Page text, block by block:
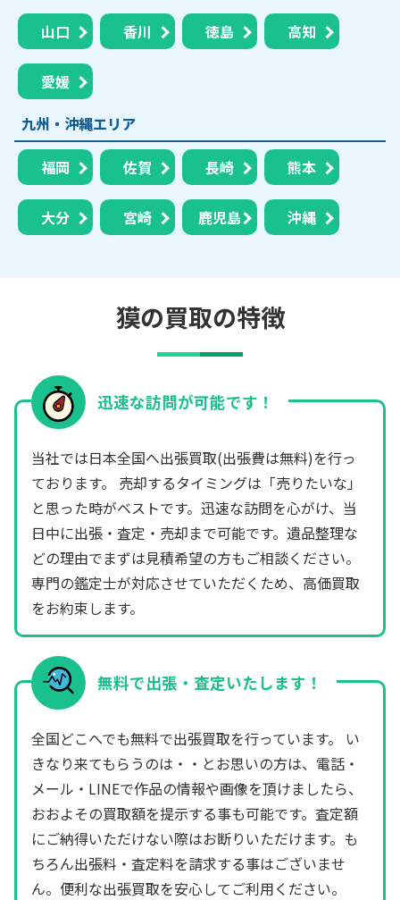
山口 香川 徳島 高知
愛媛
九州・沖縄エリア
福岡 佐賀 長崎 熊本
大分 宮崎 鹿児島 沖縄
獏の買取の特徴
迅速な訪問が可能です！
当社では日本全国へ出張買取(出張費は無料)を行っ
ております。 売却するタイミングは「売りたいな」
と思った時がベストです。迅速な訪問を心がけ、当
日中に出張・査定・売却まで可能です。遺品整理な
どの理由でまずは見積希望の方もご相談ください。
専門の鑑定士が対応させていただくため、高価買取
をお約束します。
無料で出張・査定いたします！
全国どこへでも無料で出張買取を行っています。 い
きなり来てもらうのは・・とお思いの方は、電話・
メール・LINEで作品の情報や画像を頂けましたら、
おおよその買取額を提示する事も可能です。査定額
にご納得いただけない際はお断りいただけます。も
ちろん出張料・査定料を請求する事はございませ
ん。便利な出張買取を安心してご利用ください。